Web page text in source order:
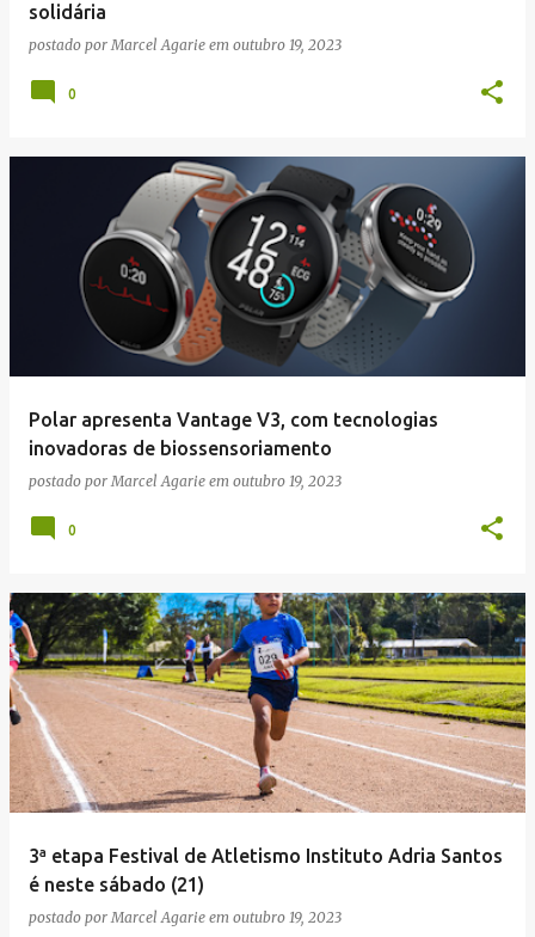
solidária
postado porMarcel Agarie em outubro 19, 2023
0
Polar apresenta Vantage V3, com tecnologias
inovadoras de biossensoriamento
postado porMarcel Agarie em outubro 19, 2023
0
3ª etapa Festival de Atletismo Instituto Adria Santos
é neste sábado (21)
postado porMarcel Agarie em outubro 19, 2023